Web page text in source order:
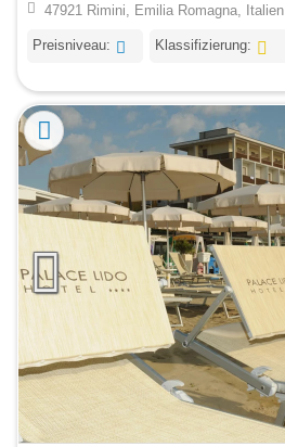
47921 Rimini, Emilia Romagna, Italien
Preisniveau: Klassifizierung: